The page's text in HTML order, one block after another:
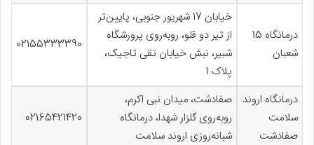
درمانگاه 15
شعبان
خیابان 17 شهریور جنوبی، پایین‌تر
از تیر دو قلو، روبه‌روی پرورشگاه
شبیر، نبش خیابان تقی تاجیک،
پلاک 1
02155333390
درمانگاه اروند
سلامت
صفادشت
صفادشت، میدان نبی اکرم،
روبه‌روی گلزار شهدا، درمانگاه
شبانه‌روزی اروند سلامت
02165421420